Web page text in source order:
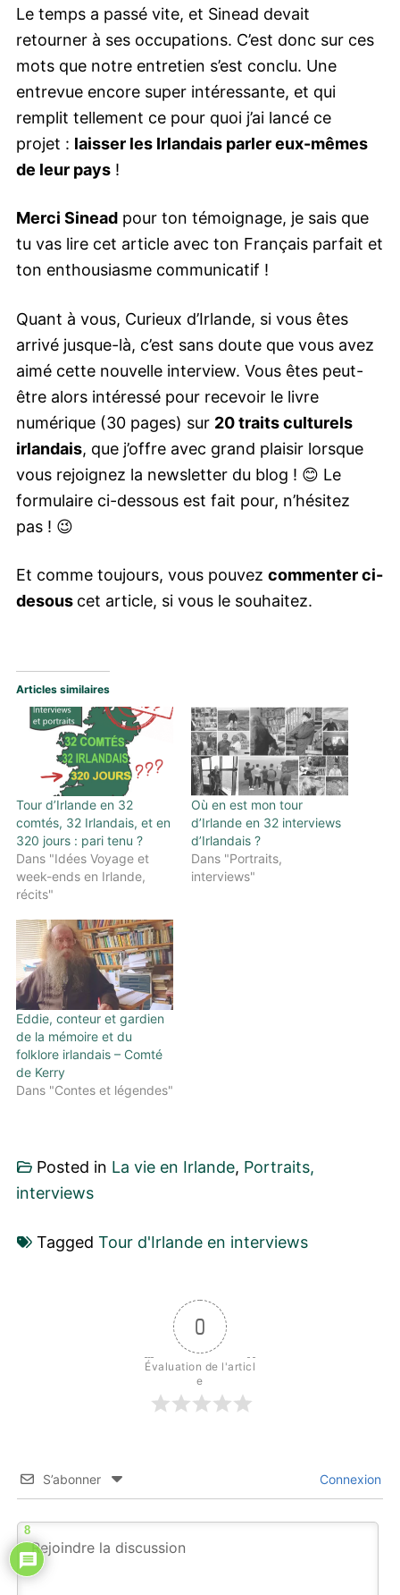
Le temps a passé vite, et Sinead devait
retourner à ses occupations. C’est donc sur ces
mots que notre entretien s’est conclu. Une
entrevue encore super intéressante, et qui
remplit tellement ce pour quoi j’ai lancé ce
projet : laisser les Irlandais parler eux-mêmes
de leur pays !
Merci Sinead pour ton témoignage, je sais que
tu vas lire cet article avec ton Français parfait et
ton enthousiasme communicatif !
Quant à vous, Curieux d’Irlande, si vous êtes
arrivé jusque-là, c’est sans doute que vous avez
aimé cette nouvelle interview. Vous êtes peut-
être alors intéressé pour recevoir le livre
numérique (30 pages) sur 20 traits culturels
irlandais, que j’offre avec grand plaisir lorsque
vous rejoignez la newsletter du blog ! 😊 Le
formulaire ci-dessous est fait pour, n’hésitez
pas ! 😉
Et comme toujours, vous pouvez commenter ci-
desous cet article, si vous le souhaitez.
Articles similaires
Tour d’Irlande en 32
comtés, 32 Irlandais, et en
320 jours : pari tenu ?
Dans "Idées Voyage et
week-ends en Irlande,
récits"
Où en est mon tour
d’Irlande en 32 interviews
d’Irlandais ?
Dans "Portraits,
interviews"
Eddie, conteur et gardien
de la mémoire et du
folklore irlandais – Comté
de Kerry
Dans "Contes et légendes"
Posted in La vie en Irlande, Portraits,
interviews
Tagged Tour d'Irlande en interviews
0
Évaluation de l'articl
e
S’abonner Connexion
8